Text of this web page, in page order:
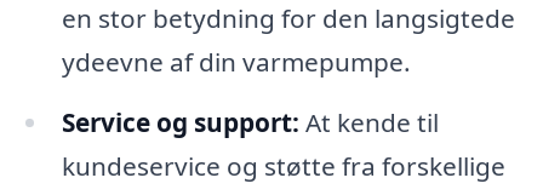
en stor betydning for den langsigtede
ydeevne af din varmepumpe.
Service og support: At kende til
kundeservice og støtte fra forskellige